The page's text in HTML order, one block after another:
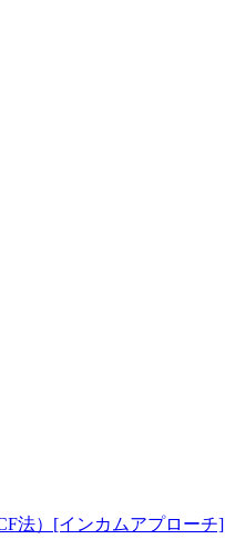
法）[インカムアプローチ]